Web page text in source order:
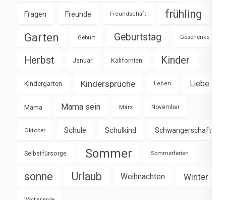
Fragen Freunde Freundschaft frühling
Garten Geburt Geburtstag Geschenke
Herbst Januar Kalifornien Kinder
Kindergarten Kindersprüche Leben Liebe
Mama Mama sein März November
Oktober Schule Schulkind Schwangerschaft
Selbstfürsorge Sommer Sommerferien
sonne Urlaub Weihnachten Winter